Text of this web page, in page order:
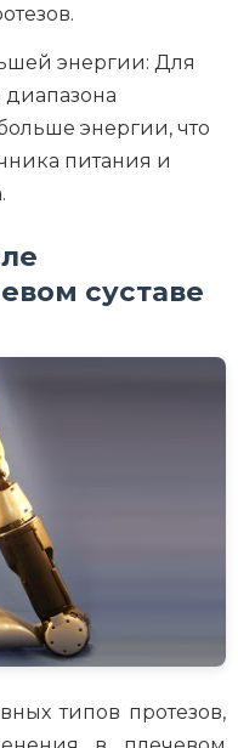
энергии: Для
энергии, что
питания и
суставе
типов протезов,